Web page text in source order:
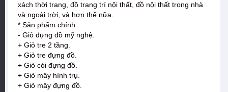
xách thời trang, đồ trang trí nội thất, đồ nội thất trong nhà
và ngoài trời, và hơn thế nữa.
* Sản phẩm chính:
- Giỏ đựng đồ mỹ nghệ.
+ Giỏ tre 2 tầng.
+ Giỏ tre đựng đồ.
+ Giỏ cói đựng đồ.
+ Giỏ mây hình trụ.
+ Giỏ mây đựng đồ.